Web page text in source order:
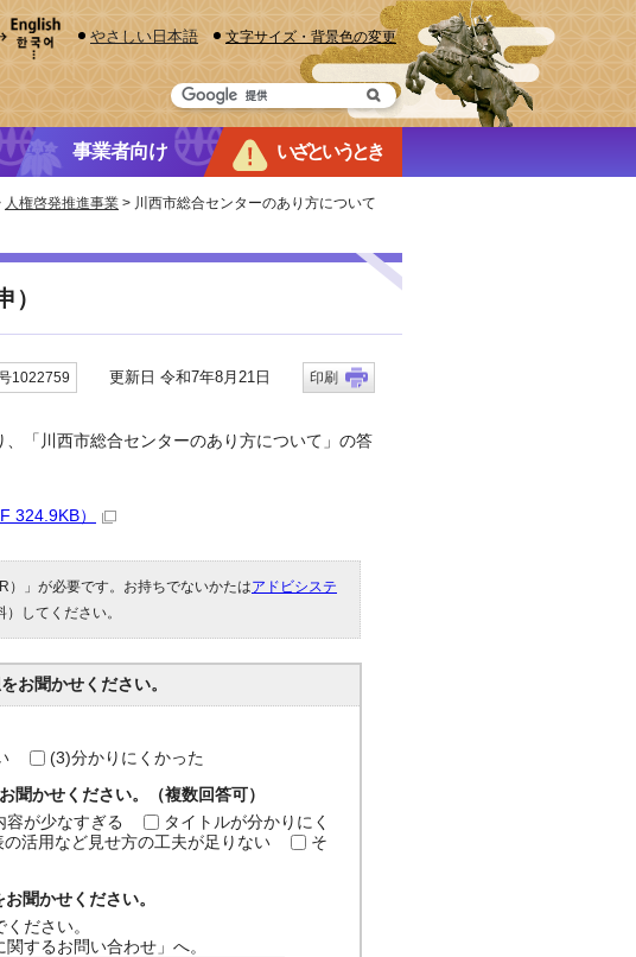
やさしい日本語 文字サイズ・背景色の変更
事業者向け いざというとき
人権啓発推進事業 > 川西市総合センターのあり方について
）
1022759 更新日 令和7年8月21日 印刷
「川西市総合センターのあり方について」の答
324.9KB）
」が必要です。お持ちでないかたはアドビシステ
してください。
お聞かせください。
(3)分かりにくかった
聞かせください。（複数回答可）
容が少なすぎる
タイトルが分かりにく
活用など見せ方の工夫が足りない
そ
聞かせください。
ださい。
するお問い合わせ」へ。